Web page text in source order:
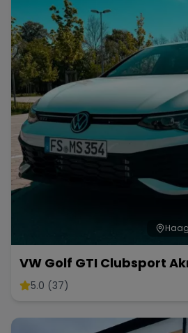
VW Golf GTI Clubsport
5.0 (37)